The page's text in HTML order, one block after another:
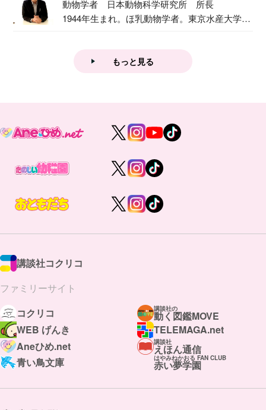
動物学者 日本動物科学研究所 所長
1944年生まれ。ほ乳動物学者。東京水産大学卒
もっと見る
講談社コクリコ
ファミリーサイト
コクリコ
講談社の
動く図鑑MOVE
WEB げんき
TELEMAGA.net
Aneひめ.net
講談社
えほん通信
青い鳥文庫
はやみねかおる FAN CLUB
赤い夢学園